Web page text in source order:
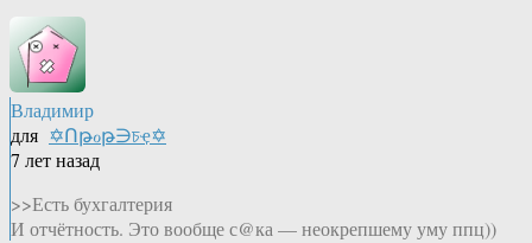
Владимир
для ✡Ոթℴթ∋চҿ✡
7 лет назад
>>Есть бухгалтерия
И отчётность. Это вообще с@ка — неокрепшему уму ппц))